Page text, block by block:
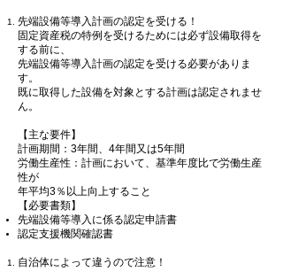
先端設備等導入計画の認定を受ける！
固定資産税の特例を受けるためには必ず設備取得を
する前に、
先端設備等導入計画の認定を受ける必要がありま
す。
既に取得した設備を対象とする計画は認定されませ
ん。
【主な要件】
計画期間：3年間、4年間又は5年間
労働生産性：計画において、基準年度比で労働生産
性が
年平均3％以上向上すること
【必要書類】
先端設備等導入に係る認定申請書
認定支援機関確認書
自治体によって違うので注意！